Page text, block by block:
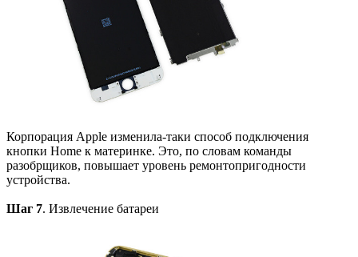
Корпорация Apple изменила-таки способ подключения
кнопки Home к материнке. Это, по словам команды
разобрщиков, повышает уровень ремонтопригодности
устройства.
Шаг 7. Извлечение батареи